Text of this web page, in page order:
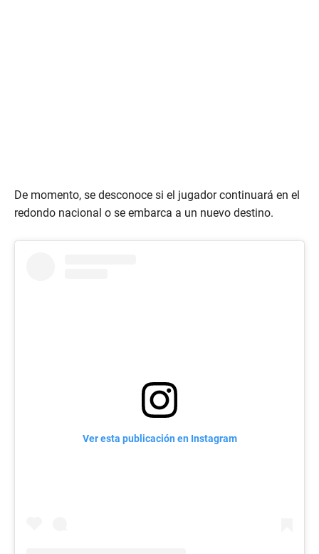
De momento, se desconoce si el jugador continuará en el
redondo nacional o se embarca a un nuevo destino.
Ver esta publicación en Instagram